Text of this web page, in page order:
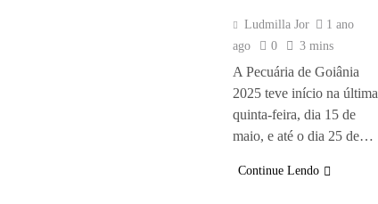
Ludmilla Jor
1 ano
ago
0 3 mins
A Pecuária de Goiânia
2025 teve início na última
quinta-feira, dia 15 de
maio, e até o dia 25 de…
Continue Lendo